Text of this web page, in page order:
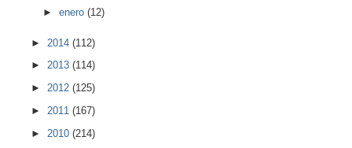
►enero(12)
► 2014 (112)
► 2013 (114)
► 2012 (125)
► 2011 (167)
► 2010 (214)